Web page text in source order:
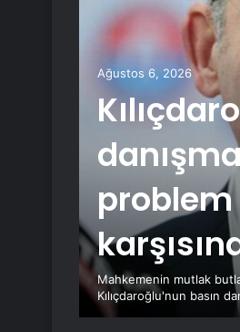
Ağustos 6, 2026
problem
Mahkemenin mutlak
Kılıçdaroğlu'nun basın